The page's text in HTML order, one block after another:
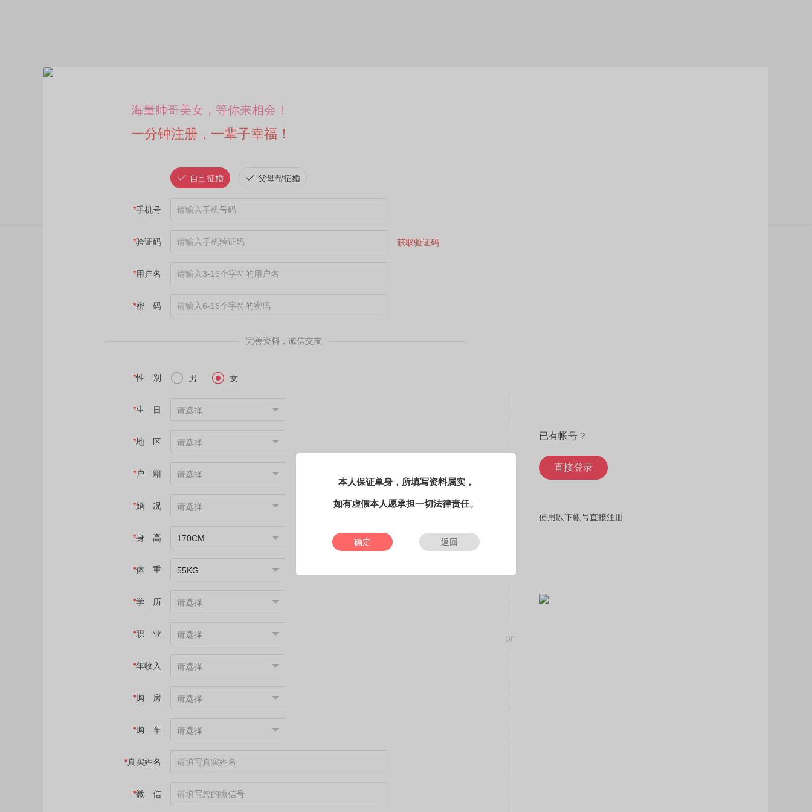
海量帅哥美女，等你来相会！
一分钟注册，一辈子幸福！
自己征婚 父母帮征婚
*手机号
*验证码 获取验证码
*用户名
*密 码
完善资料，诚信交友
*性 别  男  女
*生 日 请选择
*地 区 请选择
*户 籍 请选择
*婚 况 请选择
*身 高 170CM
*体 重 55KG
*学 历 请选择
*职 业 请选择
*年收入 请选择
*购 房 请选择
*购 车 请选择
*真实姓名
*微 信
or
已有帐号？
直接登录
使用以下帐号直接注册
本人保证单身，所填写资料属实，
如有虚假本人愿承担一切法律责任。
确定 返回